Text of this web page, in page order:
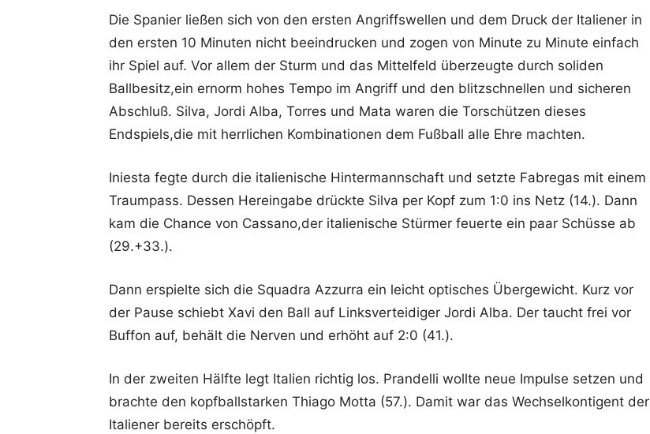
Die Spanier ließen sich von den ersten Angriffswellen und dem Druck der Italiener in
den ersten 10 Minuten nicht beeindrucken und zogen von Minute zu Minute einfach
ihr Spiel auf. Vor allem der Sturm und das Mittelfeld überzeugte durch soliden
Ballbesitz,ein ernorm hohes Tempo im Angriff und den blitzschnellen und sicheren
Abschluß. Silva, Jordi Alba, Torres und Mata waren die Torschützen dieses
Endspiels,die mit herrlichen Kombinationen dem Fußball alle Ehre machten.
Iniesta fegte durch die italienische Hintermannschaft und setzte Fabregas mit einem
Traumpass. Dessen Hereingabe drückte Silva per Kopf zum 1:0 ins Netz (14.). Dann
kam die Chance von Cassano,der italienische Stürmer feuerte ein paar Schüsse ab
(29.+33.).
Dann erspielte sich die Squadra Azzurra ein leicht optisches Übergewicht. Kurz vor
der Pause schiebt Xavi den Ball auf Linksverteidiger Jordi Alba. Der taucht frei vor
Buffon auf, behält die Nerven und erhöht auf 2:0 (41.).
In der zweiten Hälfte legt Italien richtig los. Prandelli wollte neue Impulse setzen und
brachte den kopfballstarken Thiago Motta (57.). Damit war das Wechselkontigent der
Italiener bereits erschöpft.